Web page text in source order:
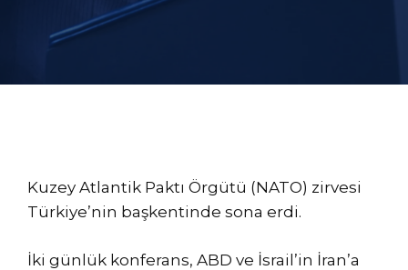
Kuzey Atlantik Paktı Örgütü (NATO) zirvesi
Türkiye’nin başkentinde sona erdi.
İki günlük konferans, ABD ve İsrail’in İran’a